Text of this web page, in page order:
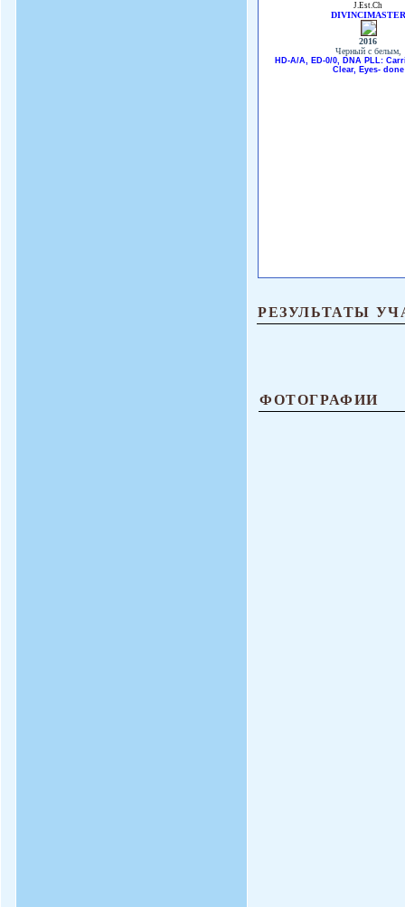
J.Est.Ch
DIVINCIMASTER
2016
Черный с белым,
HD-A/A, ED-0/0, DNA PLL:
Clear, Eyes- done
РЕЗУЛЬТАТЫ
ФОТОГРАФИИ